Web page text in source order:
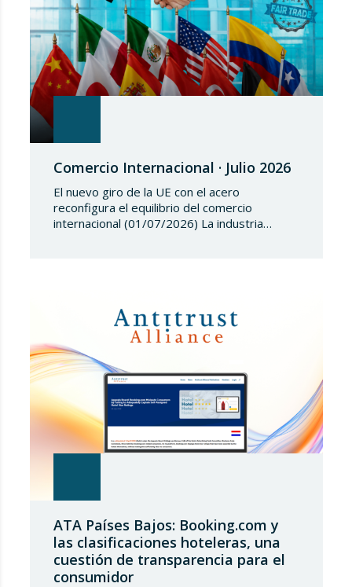
Comercio Internacional · Julio 2026
El nuevo giro de la UE con el acero
reconfigura el equilibrio del comercio
internacional (01/07/2026) La industria
entrada de acero, estableciendo un
contingente arancelario de…
ATA Países Bajos: Booking.com y
las clasificaciones hoteleras, una
cuestión de transparencia para el
consumidor